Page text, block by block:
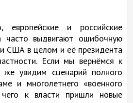
европейские и российские
часто выдвигают ошибочную
США в целом и её президента
Если мы вернёмся к
же увидим сценарий полного
и многолетнего «военного
к власти пришли новые